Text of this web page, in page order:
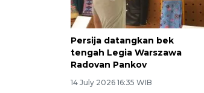
Persija datangkan bek
tengah Legia Warszawa
Radovan Pankov
14 July 2026 16:35 WIB